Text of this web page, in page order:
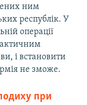
ним
республік. У
операції
і встановити
не зможе.
при